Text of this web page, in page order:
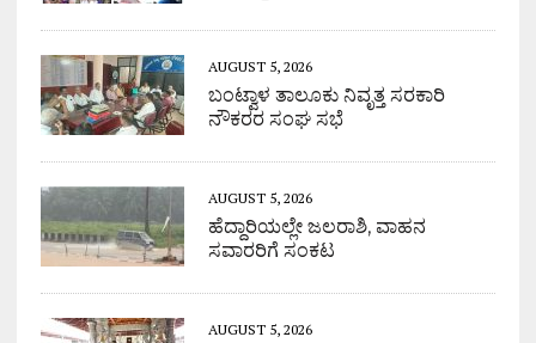
AUGUST 5, 2026
ಬಂಟ್ವಾಳ ತಾಲೂಕು ನಿವೃತ್ತ ಸರಕಾರಿ
ನೌಕರರ ಸಂಘ ಸಭೆ
AUGUST 5, 2026
ಹೆದ್ದಾರಿಯಲ್ಲೇ ಜಲರಾಶಿ, ವಾಹನ
ಸವಾರರಿಗೆ ಸಂಕಟ
AUGUST 5, 2026